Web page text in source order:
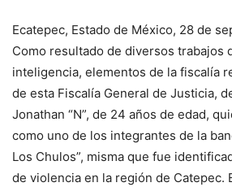
Ecatepec, Estado de México, 28 de
Como resultado de diversos trabajos
inteligencia, elementos de la fiscalía
de esta Fiscalía General de Justicia,
Jonathan “N”, de 24 años de edad,
como uno de los integrantes de la
Los Chulos”, misma que fue
de violencia en la región de Catepec.